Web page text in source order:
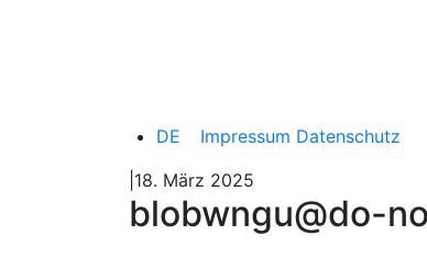
DE
Impressum Datenschutz
|18. März 2025
blobwngu@do-